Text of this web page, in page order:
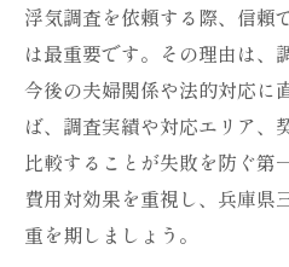
浮気調査の料金比
兵庫探偵の割引や
調査内容に応じた
費用対効果を高め
安心して依頼できる浮
兵庫探偵で安心でき
浮気調査を依頼する際、信頼
は最重要です。その理由は、
今後の夫婦関係や法的対応に
ば、調査実績や対応エリア、
比較することが失敗を防ぐ第
費用対効果を重視し、兵庫県
重を期しましょう。